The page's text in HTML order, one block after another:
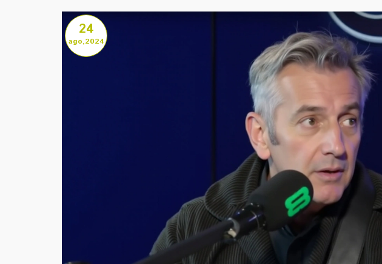
24
ago,2024